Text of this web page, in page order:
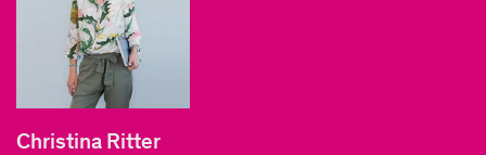
Christina Ritter